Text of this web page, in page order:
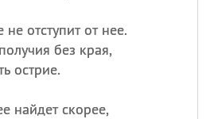
отступит от нее.
без края,
острие.
найдет скорее,